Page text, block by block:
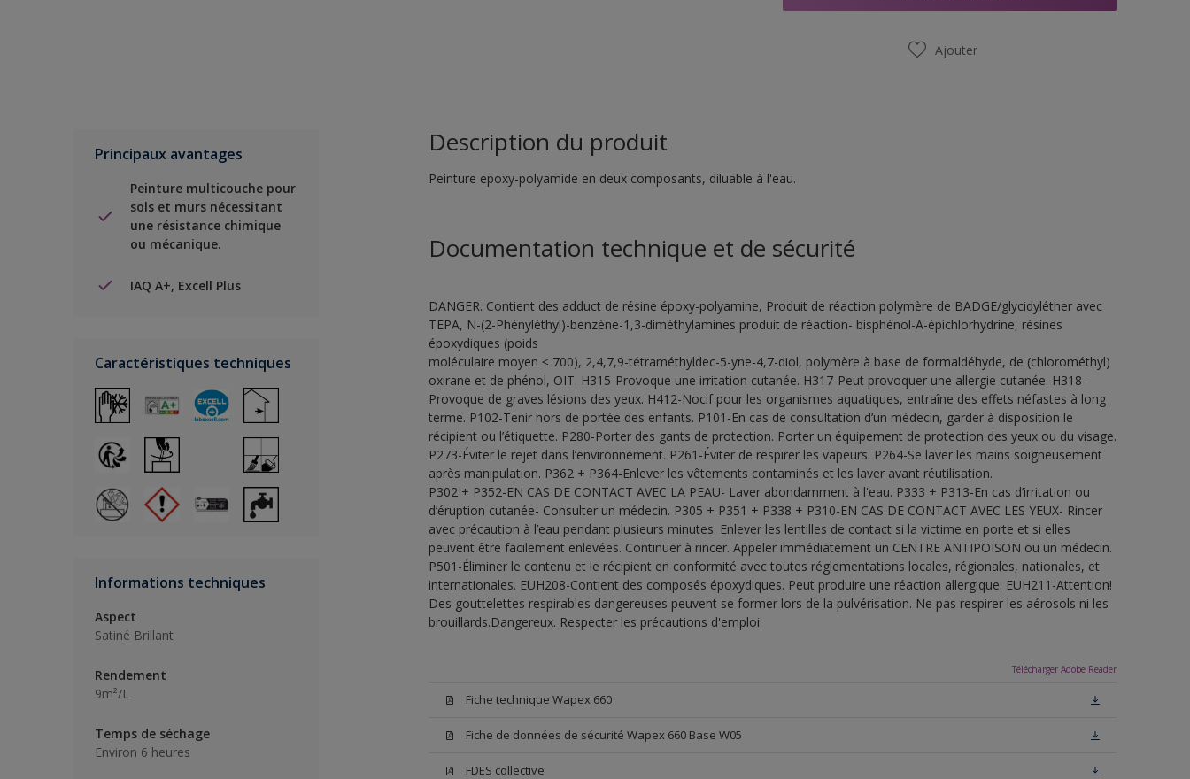
Ajouter
Principaux avantages
Peinture multicouche pour
sols et murs nécessitant
une résistance chimique
ou mécanique.
IAQ A+, Excell Plus
Caractéristiques techniques
Informations techniques
Aspect
Satiné Brillant
Rendement
9m²/L
Temps de séchage
Environ 6 heures
Description du produit
Peinture epoxy-polyamide en deux composants, diluable à l'eau.
Documentation technique et de sécurité
DANGER. Contient des adduct de résine époxy-polyamine, Produit de réaction polymère de BADGE/glycidyléther avec
TEPA, N-(2-Phényléthyl)-benzène-1,3-diméthylamines produit de réaction- bisphénol-A-épichlorhydrine, résines
époxydiques (poids
moléculaire moyen ≤ 700), 2,4,7,9-tétraméthyldec-5-yne-4,7-diol, polymère à base de formaldéhyde, de (chlorométhyl)
oxirane et de phénol, OIT. H315-Provoque une irritation cutanée. H317-Peut provoquer une allergie cutanée. H318-
Provoque de graves lésions des yeux. H412-Nocif pour les organismes aquatiques, entraîne des effets néfastes à long
terme. P102-Tenir hors de portée des enfants. P101-En cas de consultation d’un médecin, garder à disposition le
récipient ou l’étiquette. P280-Porter des gants de protection. Porter un équipement de protection des yeux ou du visage.
P273-Éviter le rejet dans l’environnement. P261-Éviter de respirer les vapeurs. P264-Se laver les mains soigneusement
après manipulation. P362 + P364-Enlever les vêtements contaminés et les laver avant réutilisation.
P302 + P352-EN CAS DE CONTACT AVEC LA PEAU- Laver abondamment à l'eau. P333 + P313-En cas d’irritation ou
d’éruption cutanée- Consulter un médecin. P305 + P351 + P338 + P310-EN CAS DE CONTACT AVEC LES YEUX- Rincer
avec précaution à l’eau pendant plusieurs minutes. Enlever les lentilles de contact si la victime en porte et si elles
peuvent être facilement enlevées. Continuer à rincer. Appeler immédiatement un CENTRE ANTIPOISON ou un médecin.
P501-Éliminer le contenu et le récipient en conformité avec toutes réglementations locales, régionales, nationales, et
internationales. EUH208-Contient des composés époxydiques. Peut produire une réaction allergique. EUH211-Attention!
Des gouttelettes respirables dangereuses peuvent se former lors de la pulvérisation. Ne pas respirer les aérosols ni les
brouillards.Dangereux. Respecter les précautions d'emploi
Télécharger Adobe Reader
Fiche technique Wapex 660
Fiche de données de sécurité Wapex 660 Base W05
FDES collective